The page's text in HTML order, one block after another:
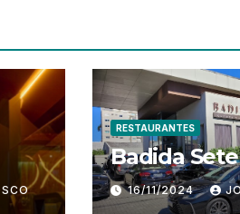
RESTAURANTES
Badida Sete
16/11/2024